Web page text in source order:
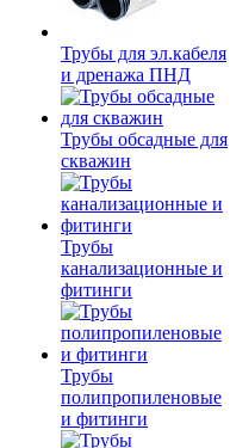
Трубы для эл.кабеля
и дренажа ПНД
Трубы обсадные для
скважин
Трубы
канализационные и
фитинги
Трубы
полипропиленовые
и фитинги